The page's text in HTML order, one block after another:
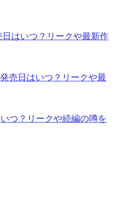
はいつ？リークや最新作
売日はいつ？リークや最
つ？リークや続編の噂を